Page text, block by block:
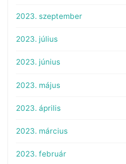
2023. szeptember
2023. július
2023. június
2023. május
2023. április
2023. március
2023. február